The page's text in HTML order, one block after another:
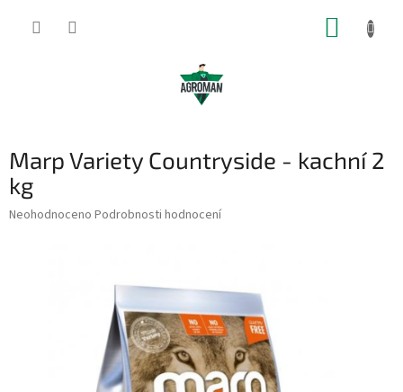
Marp Variety Countryside - kachní 2
kg
Průměrné
Neohodnoceno Podrobnosti hodnocení